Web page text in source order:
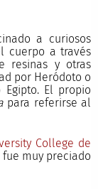
a curiosos
cuerpo a través
resinas y otras
por Heródoto o
El propio
para referirse al
College de
muy preciado